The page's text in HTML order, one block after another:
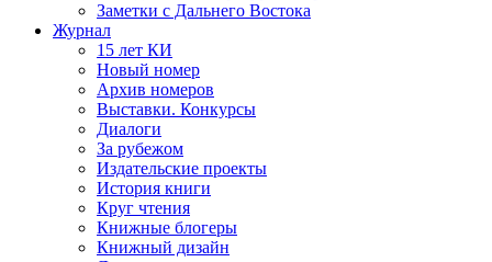
Заметки с Дальнего Востока
Журнал
15 лет КИ
Новый номер
Архив номеров
Выставки. Конкурсы
Диалоги
За рубежом
Издательские проекты
История книги
Круг чтения
Книжные блогеры
Книжный дизайн